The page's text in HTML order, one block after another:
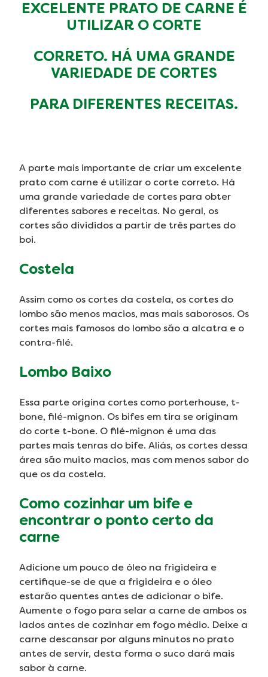
EXCELENTE PRATO DE CARNE É
UTILIZAR O CORTE
CORRETO. HÁ UMA GRANDE
VARIEDADE DE CORTES
PARA DIFERENTES RECEITAS.
A parte mais importante de criar um excelente
prato com carne é utilizar o corte correto. Há
uma grande variedade de cortes para obter
diferentes sabores e receitas. No geral, os
cortes são divididos a partir de três partes do
boi.
Costela
Assim como os cortes da costela, os cortes do
lombo são menos macios, mas mais saborosos. Os
cortes mais famosos do lombo são a alcatra e o
contra-filé.
Lombo Baixo
Essa parte origina cortes como porterhouse, t-
bone, filé-mignon. Os bifes em tira se originam
do corte t-bone. O filé-mignon é uma das
partes mais tenras do bife. Aliás, os cortes dessa
área são muito macios, mas com menos sabor do
que os da costela.
Como cozinhar um bife e
encontrar o ponto certo da
carne
Adicione um pouco de óleo na frigideira e
certifique-se de que a frigideira e o óleo
estarão quentes antes de adicionar o bife.
Aumente o fogo para selar a carne de ambos os
lados antes de cozinhar em fogo médio. Deixe a
carne descansar por alguns minutos no prato
antes de servir, desta forma o suco dará mais
sabor à carne.